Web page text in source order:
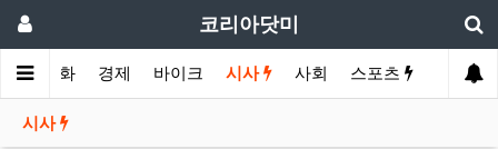
코리아닷미
인 영화 경제 바이크 시사 사회 스포츠 여행
시사